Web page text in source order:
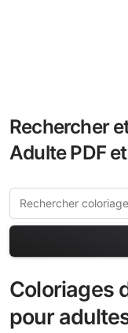
Rechercher
Adulte PDF
Coloriages
pour